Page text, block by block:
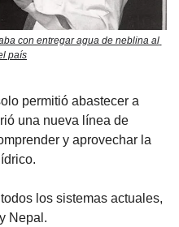
con entregar agua de neblina al
país
permitió abastecer a
una nueva línea de
y aprovechar la
los sistemas actuales,
Nepal.